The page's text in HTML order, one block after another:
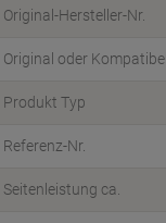
Original-Hersteller-Nr.
Original oder Kompatibel
Produkt Typ
Referenz-Nr.
Seitenleistung ca.